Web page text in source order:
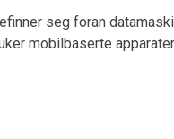
seg foran
mobilbaserte